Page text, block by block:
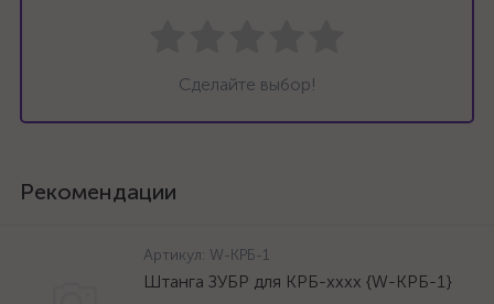
Сделайте выбор!
Рекомендации
Артикул: W-КРБ-1
Штанга ЗУБР для КРБ-хххх {W-КРБ-1}